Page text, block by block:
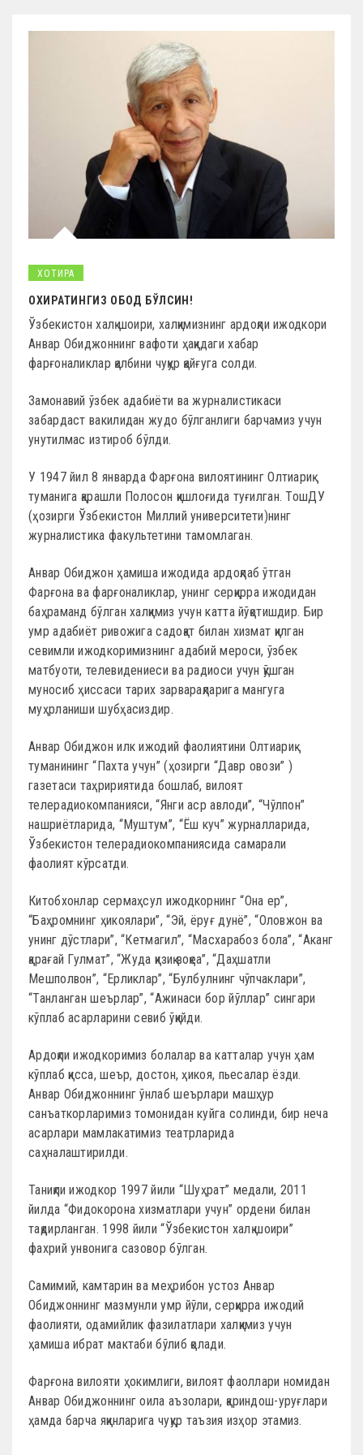
ХОТИРА
ОХИРАТИНГИЗ ОБОД БЎЛСИН!
Ўзбекистон халқ шоири, халқимизнинг ардоқли ижодкори
Анвар Обиджоннинг вафоти ҳақидаги хабар
фарғоналиклар қалбини чуқур қайғуга солди.
Замонавий ўзбек адабиёти ва журналистикаси
забардаст вакилидан жудо бўлганлиги барчамиз учун
унутилмас изтироб бўлди.
У 1947 йил 8 январда Фарғона вилоятининг Олтиариқ
туманига қарашли Полосон қишлоғида туғилган. ТошДУ
(ҳозирги Ўзбекистон Миллий университети)нинг
журналистика факультетини тамомлаган.
Анвар Обиджон ҳамиша ижодида ардоқлаб ўтган
Фарғона ва фарғоналиклар, унинг серқирра ижодидан
баҳраманд бўлган халқимиз учун катта йўқотишдир. Бир
умр адабиёт ривожига садоқат билан хизмат қилган
севимли ижодкоримизнинг адабий мероси, ўзбек
матбуоти, телевидениеси ва радиоси учун қўшган
муносиб ҳиссаси тарих зарварақларига мангуга
муҳрланиши шубҳасиздир.
Анвар Обиджон илк ижодий фаолиятини Олтиариқ
туманининг “Пахта учун” (ҳозирги “Давр овози” )
газетаси таҳририятида бошлаб, вилоят
телерадиокомпанияси, “Янги аср авлоди”, “Чўлпон”
нашриётларида, “Муштум”, “Ёш куч” журналларида,
Ўзбекистон телерадиокомпаниясида самарали
фаолият кўрсатди.
Китобхонлар сермаҳсул ижодкорнинг “Она ер”,
“Баҳромнинг ҳикоялари”, “Эй, ёруғ дунё”, “Оловжон ва
унинг дўстлари”, “Кетмагил”, “Масхарабоз бола”, “Аканг
қарағай Гулмат”, “Жуда қизиқ воқеа”, “Даҳшатли
Мешполвон”, “Ерликлар”, “Булбулнинг чўпчаклари”,
“Танланган шеърлар”, “Ажинаси бор йўллар” сингари
кўплаб асарларини севиб ўқийди.
Ардоқли ижодкоримиз болалар ва катталар учун ҳам
кўплаб қисса, шеър, достон, ҳикоя, пьесалар ёзди.
Анвар Обиджоннинг ўнлаб шеърлари машҳур
санъаткорларимиз томонидан куйга солинди, бир неча
асарлари мамлакатимиз театрларида
саҳналаштирилди.
Таниқли ижодкор 1997 йили “Шуҳрат” медали, 2011
йилда “Фидокорона хизматлари учун” ордени билан
тақдирланган. 1998 йили “Ўзбекистон халқ шоири”
фахрий унвонига сазовор бўлган.
Самимий, камтарин ва меҳрибон устоз Анвар
Обиджоннинг мазмунли умр йўли, серқирра ижодий
фаолияти, одамийлик фазилатлари халқимиз учун
ҳамиша ибрат мактаби бўлиб қолади.
Фарғона вилояти ҳокимлиги, вилоят фаоллари номидан
Анвар Обиджоннинг оила аъзолари, қариндош-уруғлари
ҳамда барча яқинларига чуқур таъзия изҳор этамиз.